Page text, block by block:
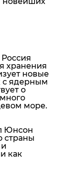
хранения
новые
с ядерным
о
море.
Юнсон
страны
как